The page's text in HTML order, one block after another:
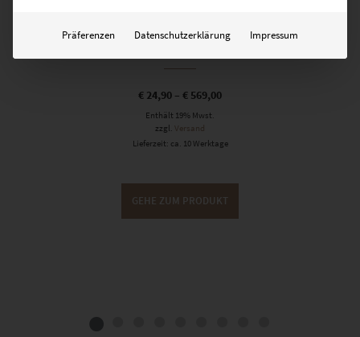
Uhlandshöhe
€ 24,90 –€ 569,00
Enthält 19% Mwst.
zzgl. Versand
Lieferzeit: ca. 10 Werktage
GEHE ZUM PRODUKT
Präferenzen Datenschutzerklärung Impressum